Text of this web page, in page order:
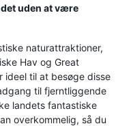
uden at være
naturattraktioner,
Hav og Great
ideel til at besøge disse
til fjerntliggende
landets fantastiske
overkommelig, så du